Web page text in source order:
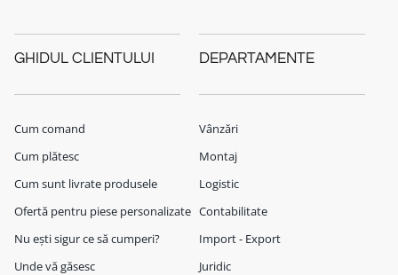
GHIDUL CLIENTULUI
Cum comand
Cum plătesc
Cum sunt livrate produsele
Ofertă pentru piese personalizate
Nu ești sigur ce să cumperi?
Unde vă găsesc
DEPARTAMENTE
Vânzări
Montaj
Logistic
Contabilitate
Import - Export
Juridic